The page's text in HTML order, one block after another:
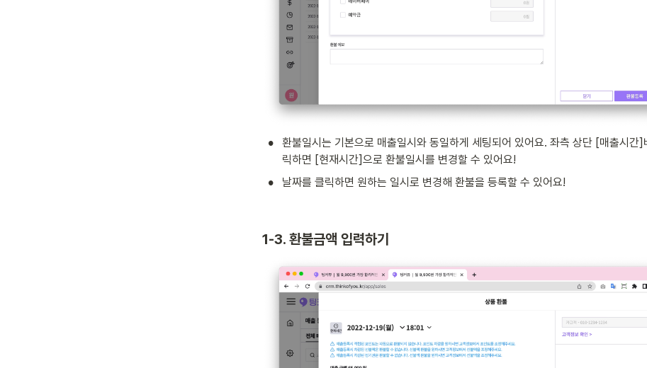
•
환불일시는 기본으로 매출일시와 동일하게 세팅되어 있어요. 좌측 상단 [매출시간]
릭하면 [현재시간]으로 환불일시를 변경할 수 있어요!
• 날짜를 클릭하면 원하는 일시로 변경해 환불을 등록할 수 있어요!
1-3. 환불금액 입력하기